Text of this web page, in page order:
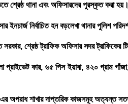
শ্রেষ্ঠ থানা এবং অফিসারদের পুরস্কৃত করা হয়।
ইনচার্জ নির্বাচিত হন বড়লেখা থানার পুলিশ
শ্রেষ্ঠ ট্রাফিক অফিসার সদর ট্রাফিকের
প্রাইভেট কার, ৬৫ পিস ইয়াবা, ৪২০ গ্রাম
এর অপরাধ শাখার দাপ্তরিক কাজসমূহ